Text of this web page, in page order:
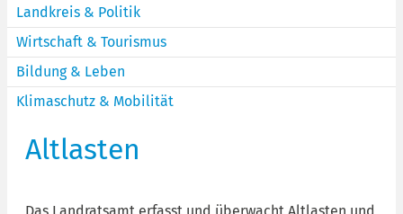
Landkreis & Politik
Wirtschaft & Tourismus
Bildung & Leben
Klimaschutz & Mobilität
Altlasten